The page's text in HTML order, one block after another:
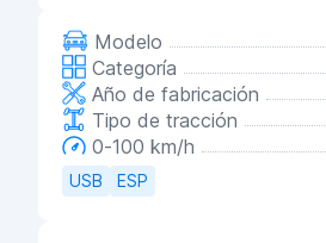
Modelo
Categoría
Año de fabricación
Tipo de tracción
0-100 km/h
USB ESP